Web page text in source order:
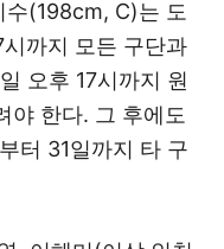
수(198cm, C)는 도
까지 모든 구단과
오후 17시까지 원
야 한다. 그 후에도
터 31일까지 타 구